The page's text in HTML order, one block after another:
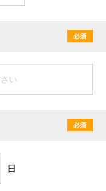
必須
必須
日